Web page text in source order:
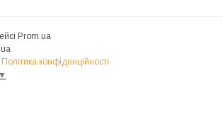
Prom.ua
Політика конфіденційності
▼